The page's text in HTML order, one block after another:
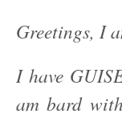
Greetings, I
I have
am bard